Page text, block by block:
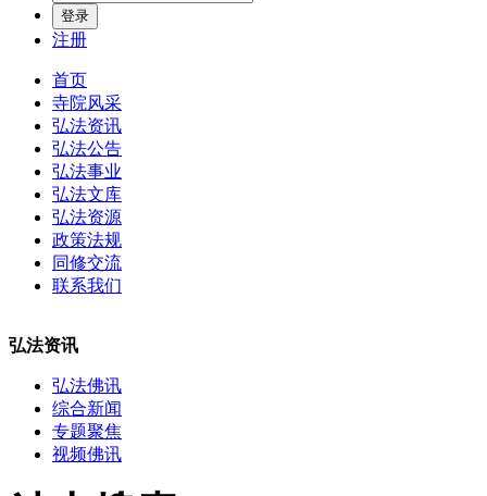
登录
注册
首页
寺院风采
弘法资讯
弘法公告
弘法事业
弘法文库
弘法资源
政策法规
同修交流
联系我们
弘法资讯
弘法佛讯
综合新闻
专题聚焦
视频佛讯